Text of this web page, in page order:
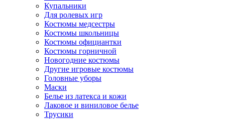
Купальники
Для ролевых игр
Костюмы медсестры
Костюмы школьницы
Костюмы официантки
Костюмы горничной
Новогодние костюмы
Другие игровые костюмы
Головные уборы
Маски
Белье из латекса и кожи
Лаковое и виниловое белье
Трусики